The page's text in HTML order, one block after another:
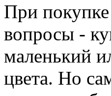
При
вопросы -
маленький
цвета. Но